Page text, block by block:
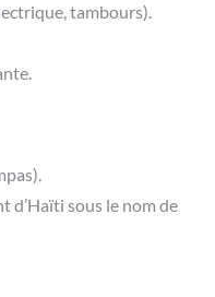
tambours).
d’Haïti sous le nom de